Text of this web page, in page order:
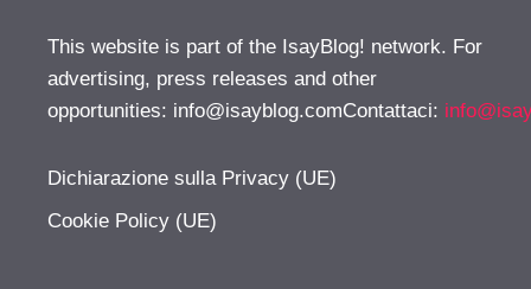
This website is part of the IsayBlog! network. For
advertising, press releases and other
opportunities: info@isayblog.comContattaci:
Dichiarazione sulla Privacy (UE)
Cookie Policy (UE)